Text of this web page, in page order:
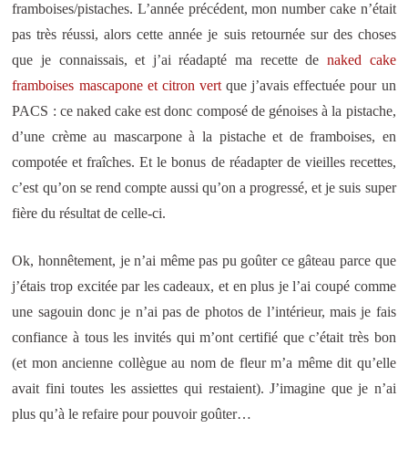
framboises/pistaches. L’année précédent, mon number cake n’était
pas très réussi, alors cette année je suis retournée sur des choses
que je connaissais, et j’ai réadapté ma recette de naked cake
framboises mascapone et citron vertque j’avais effectuée pour un
PACS : ce naked cake est donc composé de génoises à la pistache,
d’une crème au mascarpone à la pistache et de framboises, en
compotée et fraîches. Et le bonus de réadapter de vieilles recettes,
c’est qu’on se rend compte aussi qu’on a progressé, et je suis super
fière du résultat de celle-ci.
Ok, honnêtement, je n’ai même pas pu goûter ce gâteau parce que
j’étais trop excitée par les cadeaux, et en plus je l’ai coupé comme
une sagouin donc je n’ai pas de photos de l’intérieur, mais je fais
confiance à tous les invités qui m’ont certifié que c’était très bon
(et mon ancienne collègue au nom de fleur m’a même dit qu’elle
avait fini toutes les assiettes qui restaient). J’imagine que je n’ai
plus qu’à le refaire pour pouvoir goûter…